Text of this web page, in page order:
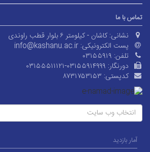
تماس با ما
نشانی: کاشان - کیلومتر ۶ بلوار قطب راوندی
پست الکترونیکی: info@kashanu.ac.ir
تلفن: ۰۳۱۵۵۹۱۹
دورنگار: ۰۳۱۵۵۵۱۱۱۲۱-۰۳۱۵۵۹۱۴۹۹۹
کدپستی: ۸۷۳۱۷۵۳۱۵۳
انتخاب وب سایت
آمار بازدید